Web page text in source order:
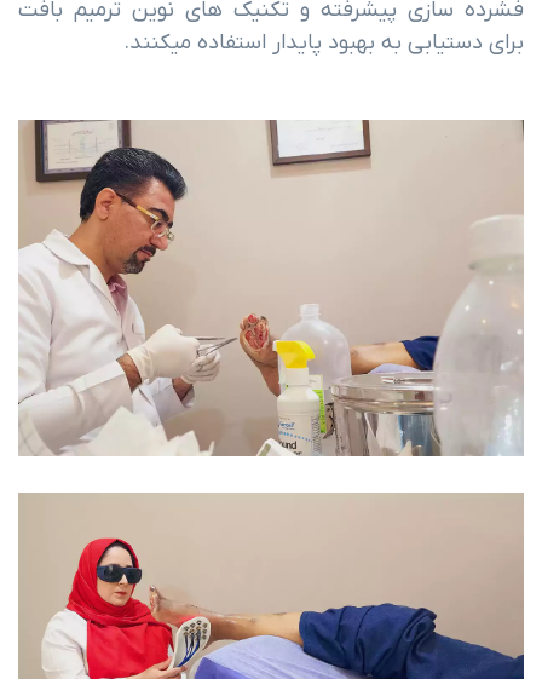
فشرده سازی پیشرفته و تکنیک های نوین ترمیم بافت
برای دستیابی به بهبود پایدار استفاده میکنند.